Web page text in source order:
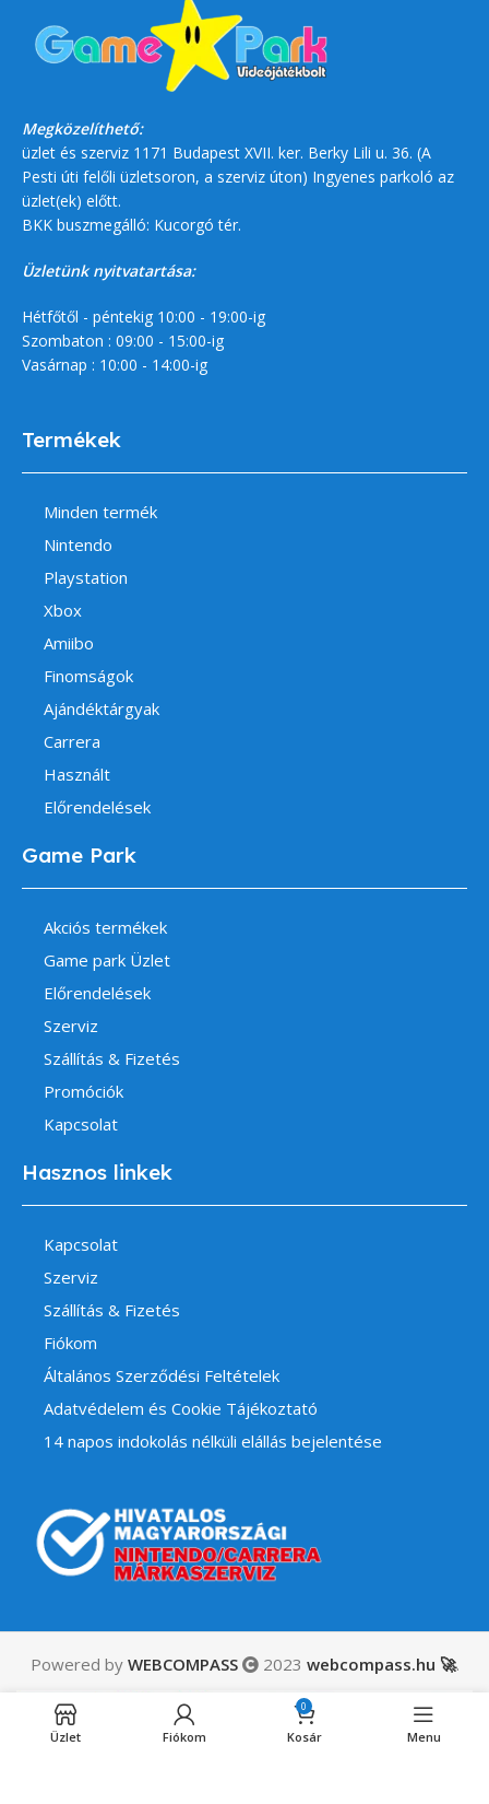
Megközelíthető:
üzlet és szerviz 1171 Budapest XVII. ker. Berky Lili u. 36. (A
Pesti úti felőli üzletsoron, a szerviz úton) Ingyenes parkoló az
üzlet(ek) előtt.
BKK buszmegálló: Kucorgó tér.
Üzletünk nyitvatartása:
Hétfőtől - péntekig 10:00 - 19:00-ig
Szombaton : 09:00 - 15:00-ig
Vasárnap : 10:00 - 14:00-ig
Termékek
Minden termék
Nintendo
Playstation
Xbox
Amiibo
Finomságok
Ajándéktárgyak
Carrera
Használt
Előrendelések
Game Park
Akciós termékek
Game park Üzlet
Előrendelések
Szerviz
Szállítás & Fizetés
Promóciók
Kapcsolat
Hasznos linkek
Kapcsolat
Szerviz
Szállítás & Fizetés
Fiókom
Általános Szerződési Feltételek
Adatvédelem és Cookie Tájékoztató
14 napos indokolás nélküli elállás bejelentése
Powered by WEBCOMPASS 2023 webcompass.hu 🚀.
Super Bomberman
Collection – Collector’s
28,990Ft
ÁFÁ-t
tartalmaz
Elfogyott
Üzlet Fiókom
0
Kosár Menu